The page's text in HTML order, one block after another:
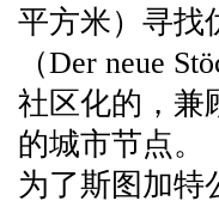
平方米）寻找
（Der neue
社区化的，兼
的城市节点。
为了斯图加特